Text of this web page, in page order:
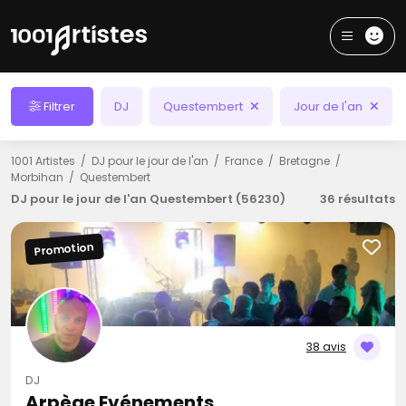
Filtrer DJ Questembert Jour de l'an
1001 Artistes DJ pour le jour de l'an France
Bretagne
Morbihan
Questembert
DJ pour le jour de l'an Questembert (56230) 36 résultats
38 avis
Promotion
DJ